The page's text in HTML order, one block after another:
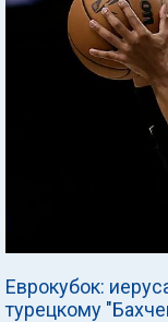
Еврокубок:
турецкому